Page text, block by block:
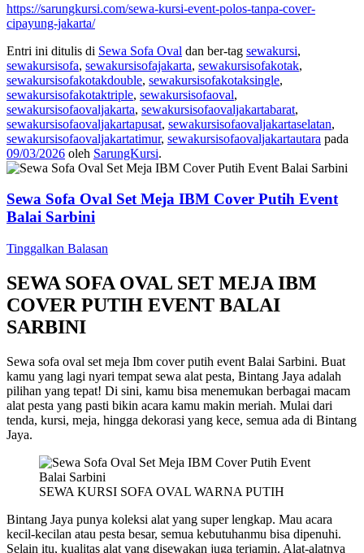
https://sarungkursi.com/sewa-kursi-event-polos-tanpa-cover-
cipayung-jakarta/
Entri ini ditulis di Sewa Sofa Oval dan ber-tag sewakursi,
sewakursisofa, sewakursisofajakarta, sewakursisofakotak,
sewakursisofakotakdouble, sewakursisofakotaksingle,
sewakursisofakotaktriple, sewakursisofaoval,
sewakursisofaovaljakarta, sewakursisofaovaljakartabarat,
sewakursisofaovaljakartapusat, sewakursisofaovaljakartaselatan,
sewakursisofaovaljakartatimur, sewakursisofaovaljakartautara pada
09/03/2026 oleh SarungKursi.
Sewa Sofa Oval Set Meja IBM Cover Putih Event
Balai Sarbini
Tinggalkan Balasan
SEWA SOFA OVAL SET MEJA IBM
COVER PUTIH EVENT BALAI
SARBINI
Sewa sofa oval set meja Ibm cover putih event Balai Sarbini. Buat
kamu yang lagi nyari tempat sewa alat pesta, Bintang Jaya adalah
pilihan yang tepat! Di sini, kamu bisa menemukan berbagai macam
alat pesta yang pasti bikin acara kamu makin meriah. Mulai dari
tenda, kursi, meja, hingga dekorasi yang kece, semua ada di Bintang
Jaya.
SEWA KURSI SOFA OVAL WARNA PUTIH
Bintang Jaya punya koleksi alat yang super lengkap. Mau acara
kecil-kecilan atau pesta besar, semua kebutuhanmu bisa dipenuhi.
Selain itu, kualitas alat yang disewakan juga terjamin. Alat-alatnya